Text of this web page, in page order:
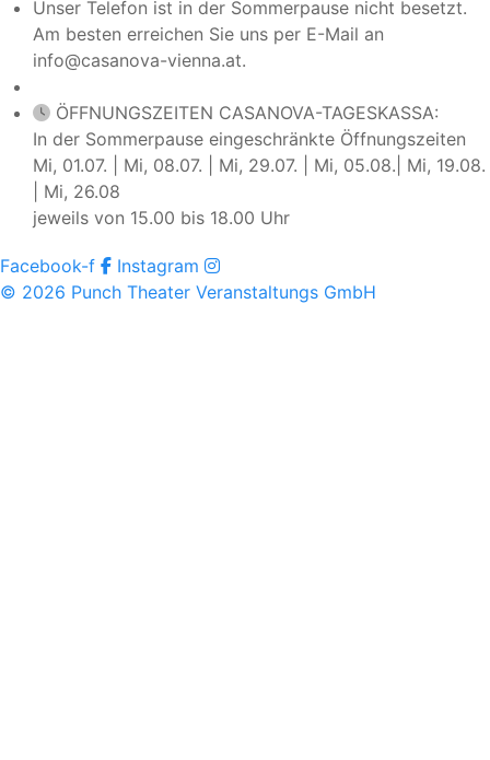
Unser Telefon ist in der Sommerpause nicht besetzt.
Am besten erreichen Sie uns per E-Mail an
info@casanova-vienna.at.
ÖFFNUNGSZEITEN CASANOVA-TAGESKASSA:
In der Sommerpause eingeschränkte Öffnungszeiten
Mi, 01.07. | Mi, 08.07. | Mi, 29.07. | Mi, 05.08.| Mi, 19.08.
| Mi, 26.08
jeweils von 15.00 bis 18.00 Uhr
Facebook-f
Instagram
© 2026 Punch Theater Veranstaltungs GmbH